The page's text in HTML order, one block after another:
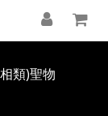
類)聖物